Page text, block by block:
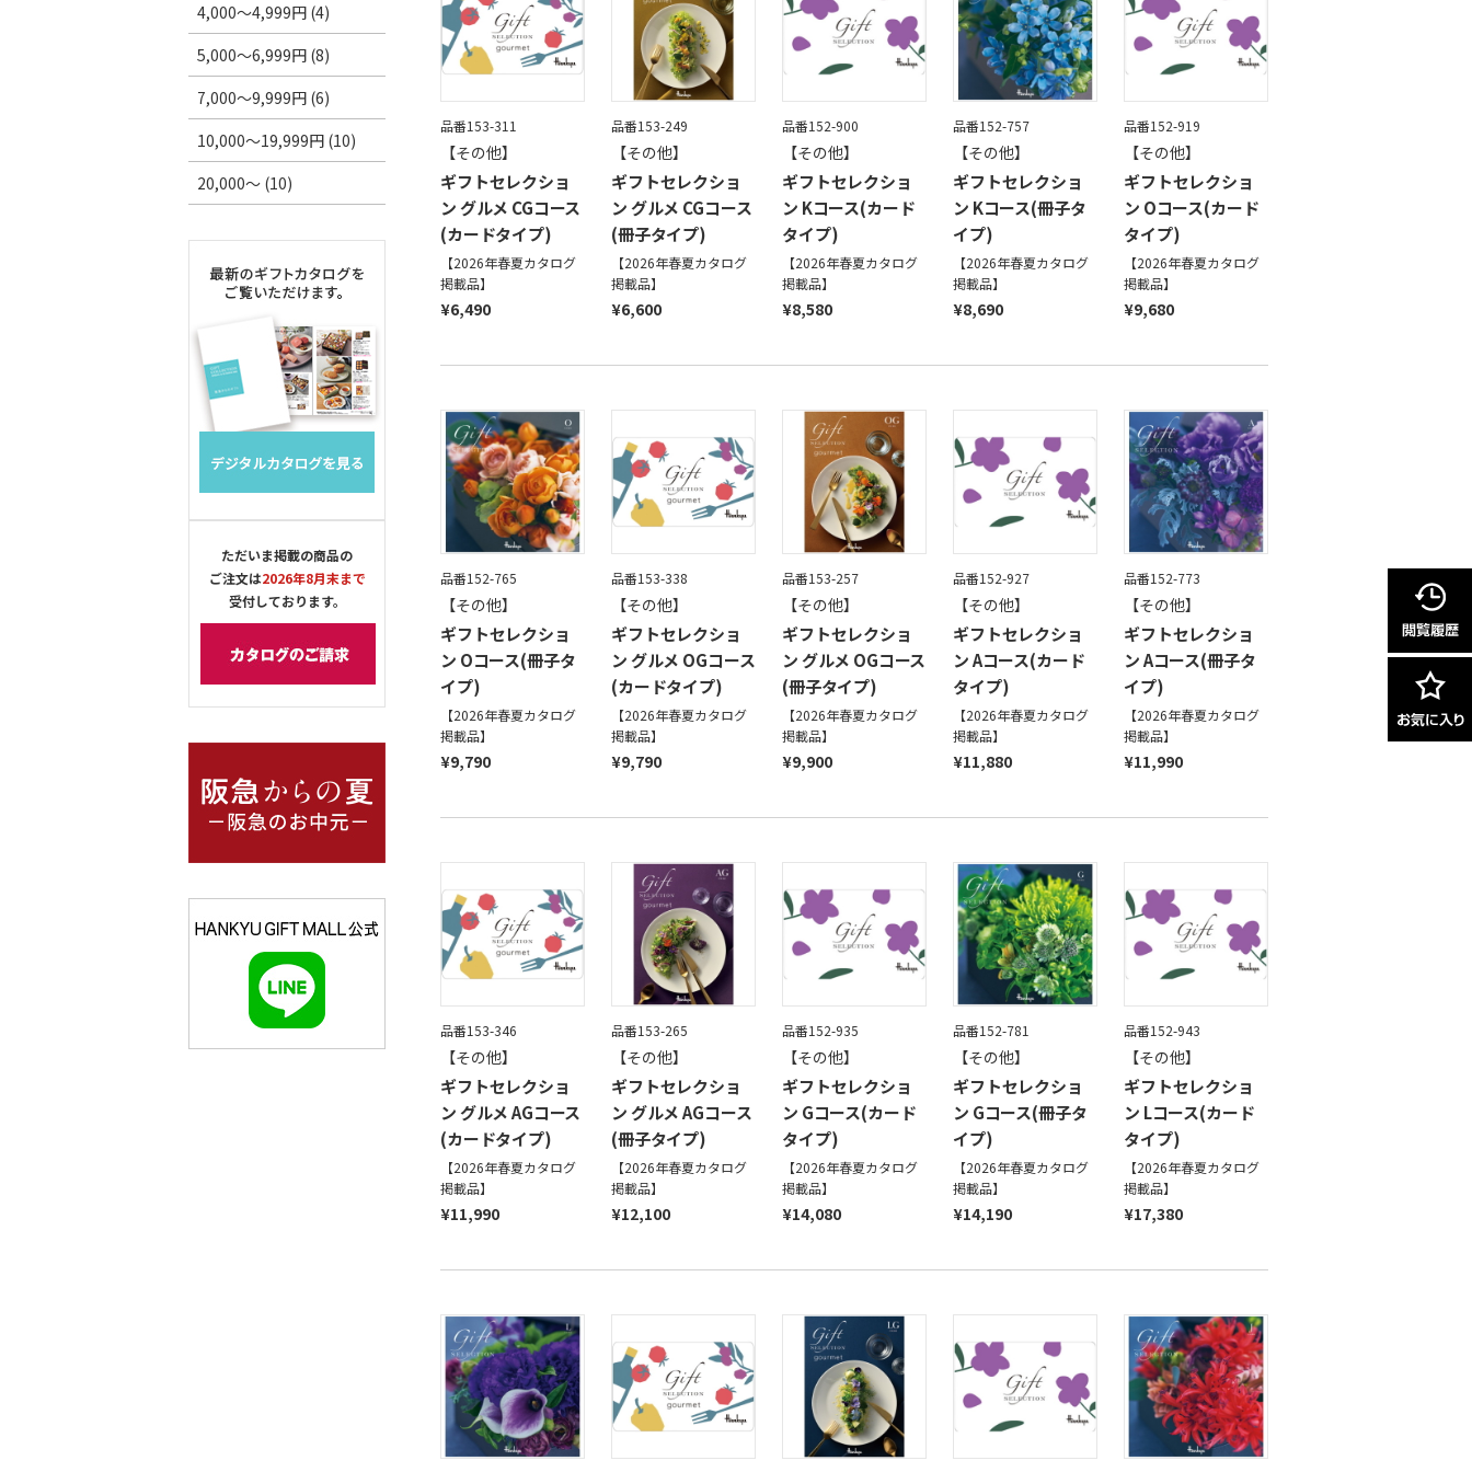
品番153-311
【その他】
ギフトセレクショ
ン グルメ CGコース
(カードタイプ)
【2026年春夏カタログ
掲載品】
¥6,490
品番153-249
【その他】
ギフトセレクショ
ン グルメ CGコース
(冊子タイプ)
【2026年春夏カタログ
掲載品】
¥6,600
品番152-900
【その他】
ギフトセレクショ
ン Kコース(カード
タイプ)
【2026年春夏カタログ
掲載品】
¥8,580
品番152-757
【その他】
ギフトセレクショ
ン Kコース(冊子タ
イプ)
【2026年春夏カタログ
掲載品】
¥8,690
品番152-919
【その他】
ギフトセレクショ
ン Oコース(カード
タイプ)
【2026年春夏カタログ
掲載品】
¥9,680
品番152-765
【その他】
ギフトセレクショ
ン Oコース(冊子タ
イプ)
【2026年春夏カタログ
掲載品】
¥9,790
品番153-338
【その他】
ギフトセレクショ
ン グルメ OGコース
(カードタイプ)
【2026年春夏カタログ
掲載品】
¥9,790
品番153-257
【その他】
ギフトセレクショ
ン グルメ OGコース
(冊子タイプ)
【2026年春夏カタログ
掲載品】
¥9,900
品番152-927
【その他】
ギフトセレクショ
ン Aコース(カード
タイプ)
【2026年春夏カタログ
掲載品】
¥11,880
品番152-773
【その他】
ギフトセレクショ
ン Aコース(冊子タ
イプ)
【2026年春夏カタログ
掲載品】
¥11,990
品番153-346
【その他】
ギフトセレクショ
ン グルメ AGコース
(カードタイプ)
【2026年春夏カタログ
掲載品】
¥11,990
品番153-265
【その他】
ギフトセレクショ
ン グルメ AGコース
(冊子タイプ)
【2026年春夏カタログ
掲載品】
¥12,100
品番152-935
【その他】
ギフトセレクショ
ン Gコース(カード
タイプ)
【2026年春夏カタログ
掲載品】
¥14,080
品番152-781
【その他】
ギフトセレクショ
ン Gコース(冊子タ
イプ)
【2026年春夏カタログ
掲載品】
¥14,190
品番152-943
【その他】
ギフトセレクショ
ン Lコース(カード
タイプ)
【2026年春夏カタログ
掲載品】
¥17,380
4,000～4,999円 (4)
5,000～6,999円 (8)
7,000～9,999円 (6)
10,000～19,999円 (10)
20,000～ (10)
ただいま掲載の商品の
ご注文は2026年8月末まで
受付しております。